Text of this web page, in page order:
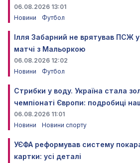
06.08.2026 13:01
Новини
Футбол
Ілля Забарний не врятував ПСЖ
матчі з Мальоркою
06.08.2026 12:02
Новини
Футбол
Стрибки у воду. Україна стала
чемпіонаті Європи: подробиці
06.08.2026 11:01
Новини
Новини спорту
УЄФА реформував систему
картки: усі деталі